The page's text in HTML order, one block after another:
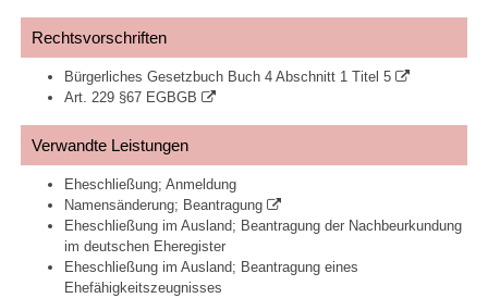
Rechtsvorschriften
Bürgerliches Gesetzbuch Buch 4 Abschnitt 1 Titel 5
Art. 229 §67 EGBGB
Verwandte Leistungen
Eheschließung; Anmeldung
Namensänderung; Beantragung
Eheschließung im Ausland; Beantragung der Nachbeurkundung
im deutschen Eheregister
Eheschließung im Ausland; Beantragung eines
Ehefähigkeitszeugnisses